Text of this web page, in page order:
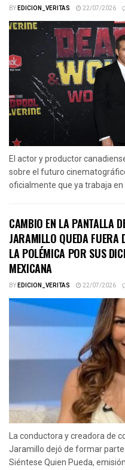
BYEDICION_VERITAS 22/07/2026
El actor y productor
sobre el futuro
oficialmente que ya trabaja en
CAMBIO EN LA PANTALLA
JARAMILLO QUEDA FUERA
LA POLÉMICA POR SUS
MEXICANA
BYEDICION_VERITAS 22/07/2026
La conductora y creadora de
Jaramillo dejó de formar
Siéntese Quien Pueda,